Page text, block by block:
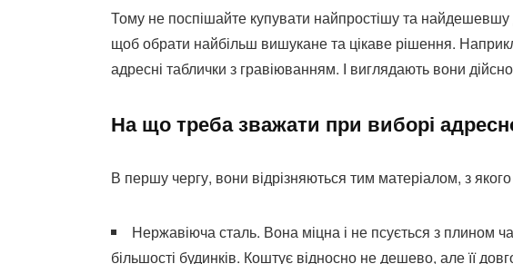
Тому не поспішайте купувати найпростішу та найдешевшу
щоб обрати найбільш вишукане та цікаве рішення.
адресні таблички з гравіюванням. І виглядають вони
На що треба зважати при виборі
В першу чергу, вони відрізняються тим матеріалом, з якого
Нержавіюча сталь. Вона міцна і не псується з плином
більшості будинків. Коштує відносно не дешево, але її